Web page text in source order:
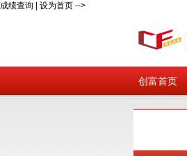
成绩查询 设为首页 -->
创富首页